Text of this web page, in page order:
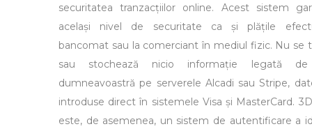
securitatea tranzacțiilor online. Acest sistem
același nivel de securitate ca și plățile
bancomat sau la comerciant în mediul fizic. Nu se
sau stochează nicio informație legată de
dumneavoastră pe serverele Alcadi sau Stripe,
introduse direct în sistemele Visa și MasterCard.
este, de asemenea, un sistem de autentificare a